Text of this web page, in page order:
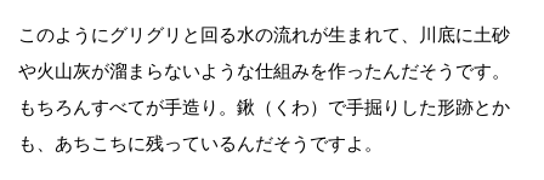
このようにグリグリと回る水の流れが生まれて、川底に土砂
や火山灰が溜まらないような仕組みを作ったんだそうです。
もちろんすべてが手造り。鍬（くわ）で手掘りした形跡とか
も、あちこちに残っているんだそうですよ。